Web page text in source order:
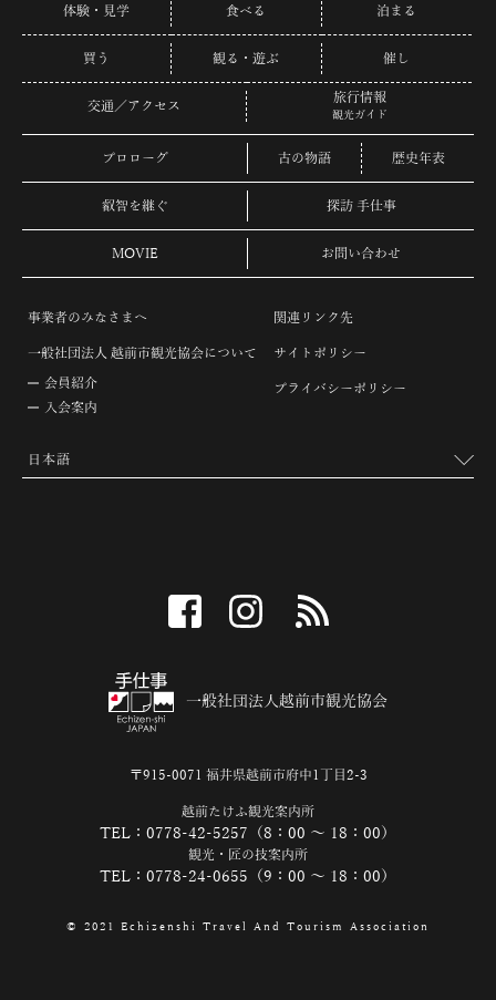
体験・見学 食べる 泊まる
買う 観る・遊ぶ 催し
交通／アクセス
旅行情報
観光ガイド
プロローグ 古の物語 歴史年表
叡智を継ぐ 探訪 手仕事
MOVIE お問い合わせ
事業者のみなさまへ
一般社団法人 越前市観光協会について
会員紹介
入会案内
関連リンク先
サイトポリシー
プライバシーポリシー
facebook instagram
一般社団法人越前市観光協会
〒915-0071 福井県越前市府中1丁目2-3
越前たけふ観光案内所
TEL：0778-42-5257（8：00 ～ 18：00）
観光・匠の技案内所
TEL：0778-24-0655（9：00 ～ 18：00）
© 2021 Echizenshi Travel And Tourism Association